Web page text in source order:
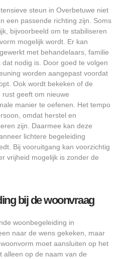
steun in Overbetuwe niet
een passende richting zijn. Soms
bijvoorbeeld om te stabiliseren
mogelijk wordt. Er kan
met behandelaars, familie
nodig is. Door goed te volgen
worden aangepast voordat
Ook wordt bekeken of de
geeft om nieuwe
manier te oefenen. Het tempo
omdat herstel en
zijn. Daarmee kan deze
lichtere begeleiding
Bij vooruitgang kan voorzichtig
vrijheid mogelijk is zonder de
bij de woonvraag
woonbegeleiding in
naar de wens gekeken, maar
moet aansluiten op het
alleen op de naam van de